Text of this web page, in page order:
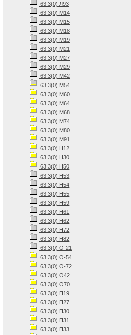
63.3(0) Л93
63.3(0) М14
63.3(0) М15
63.3(0) М18
63.3(0) М19
63.3(0) М21
63.3(0) М27
63.3(0) М29
63.3(0) М42
63.3(0) М54
63.3(0) М60
63.3(0) М64
63.3(0) М68
63.3(0) М74
63.3(0) М80
63.3(0) М91
63.3(0) Н12
63.3(0) Н30
63.3(0) Н50
63.3(0) Н53
63.3(0) Н54
63.3(0) Н55
63.3(0) Н59
63.3(0) Н61
63.3(0) Н62
63.3(0) Н72
63.3(0) Н82
63.3(0) О-21
63.3(0) О-54
63.3(0) О-72
63.3(0) О42
63.3(0) О70
63.3(0) П19
63.3(0) П27
63.3(0) П30
63.3(0) П31
63.3(0) П33